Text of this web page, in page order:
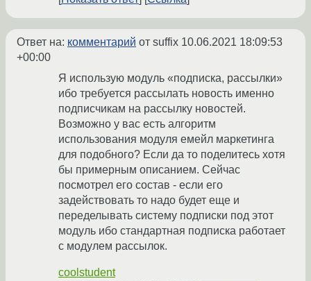
Ответ на: комментарий от suffix 10.06.2021 18:09:53
+00:00
Я использую модуль «подписка, рассылки»
ибо требуется рассылать новость именно
подписчикам на рассылку новостей.
Возможно у вас есть алгоритм
использования модуля емейл маркетинга
для подобного? Если да то поделитесь хотя
бы примерным описанием. Сейчас
посмотрел его состав - если его
задействовать то надо будет еще и
переделывать систему подписки под этот
модуль ибо стандартная подписка работает
с модулем рассылок.
coolstudent